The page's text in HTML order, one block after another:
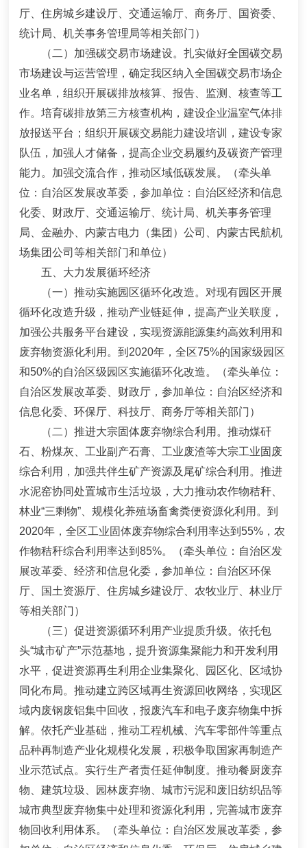
厅、住房城乡建设厅、交通运输厅、商务厅、国资委、
统计局、机关事务管理局等相关部门）
（二）加强碳交易市场建设。扎实做好全国碳交易
市场建设与运营管理，确定我区纳入全国碳交易市场企
业名单，组织开展碳排放核算、报告、监测、核查等工
作。培育碳排放第三方核查机构，建设企业温室气体排
放报送平台；组织开展碳交易能力建设培训，建设专家
队伍，加强人才储备，提高企业交易履约及碳资产管理
能力。加强交流合作，推动区域低碳发展。
（牵头单
位：自治区发展改革委，参加单位：自治区经济和信息
化委、财政厅、交通运输厅、统计局、机关事务管理
局、金融办、内蒙古电力（集团）公司、内蒙古民航机
场集团公司等相关部门和单位）
五、大力发展循环经济
（一）推动实施园区循环化改造。 对现有园区开展
循环化改造升级，推动产业链延伸，提高产业关联度，
加强公共服务平台建设，实现资源能源集约高效利用和
废弃物资源化利用。到 2020年，全区75%的国家级园区
和50%的自治区级园区实施循环化改造。
（牵头单位：
自治区发展改革委、财政厅，参加单位：自治区经济和
信息化委、环保厅、科技厅、商务厅等相关部门）
（二）推进大宗固体废弃物综合利用。推动煤矸
石、粉煤灰、工业副产石膏、工业废渣等大宗工业固废
综合利用，加强共伴生矿产资源及尾矿综合利用。推进
水泥窑协同处置城市生活垃圾，大力推动农作物秸秆、
林业“三剩物”、规模化养殖场畜禽粪便资源化利用。到
2020年，全区工业固体废弃物综合利用率达到55% ，农
作物秸秆综合利用率达到85%。
（牵头单位：自治区发
展改革委、经济和信息化委，参加单位：自治区环保
厅、国土资源厅、住房城乡建设厅、农牧业厅、林业厅
等相关部门）
（三）促进资源循环利用产业提质升级。依托包
头“城市矿产”示范基地，提升资源集聚能力和开发利用
水平，促进资源再生利用企业集聚化、园区化、区域协
同化布局。推动建立跨区域再生资源回收网络，实现区
域内废钢废铝集中回收，报废汽车和电子废弃物集中拆
解。依托产业基础，推动工程机械、汽车零部件等重点
品种再制造产业化规模化发展，积极争取国家再制造产
业示范试点。实行生产者责任延伸制度。推动餐厨废弃
物、建筑垃圾、园林废弃物、城市污泥和废旧纺织品等
城市典型废弃物集中处理和资源化利用，完善城市废弃
物回收利用体系。
（牵头单位：自治区发展改革委，参